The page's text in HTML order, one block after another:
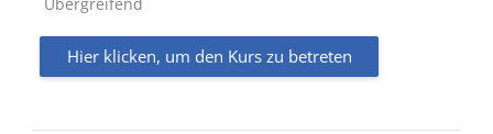
Hier klicken, um den Kurs zu betreten